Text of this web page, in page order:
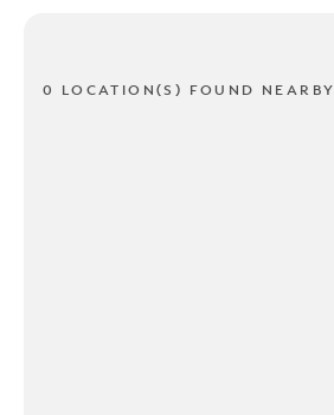
0 LOCATION(S) FOUND NEARBY